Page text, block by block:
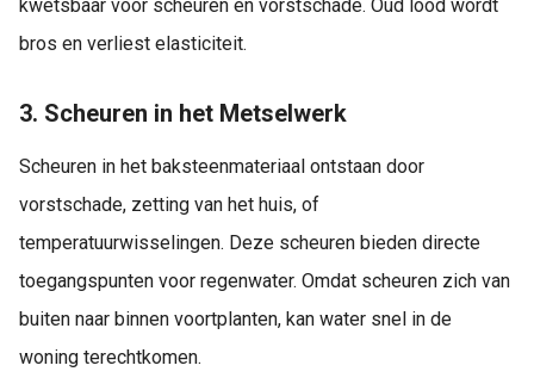
kwetsbaar voor scheuren en vorstschade. Oud lood wordt
bros en verliest elasticiteit.
3. Scheuren in het Metselwerk
Scheuren in het baksteenmateriaal ontstaan door
vorstschade, zetting van het huis, of
temperatuurwisselingen. Deze scheuren bieden directe
toegangspunten voor regenwater. Omdat scheuren zich van
buiten naar binnen voortplanten, kan water snel in de
woning terechtkomen.